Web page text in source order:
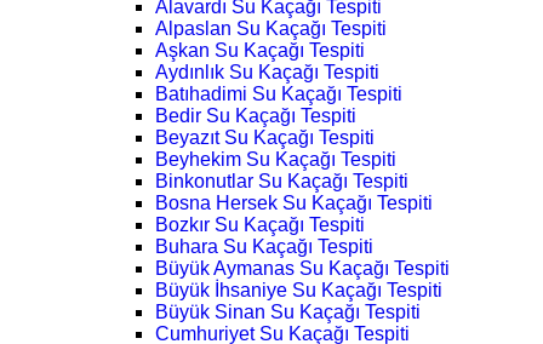
Alavardı Su Kaçağı Tespiti
Alpaslan Su Kaçağı Tespiti
Aşkan Su Kaçağı Tespiti
Aydınlık Su Kaçağı Tespiti
Batıhadimi Su Kaçağı Tespiti
Bedir Su Kaçağı Tespiti
Beyazıt Su Kaçağı Tespiti
Beyhekim Su Kaçağı Tespiti
Binkonutlar Su Kaçağı Tespiti
Bosna Hersek Su Kaçağı Tespiti
Bozkır Su Kaçağı Tespiti
Buhara Su Kaçağı Tespiti
Büyük Aymanas Su Kaçağı Tespiti
Büyük İhsaniye Su Kaçağı Tespiti
Büyük Sinan Su Kaçağı Tespiti
Cumhuriyet Su Kaçağı Tespiti